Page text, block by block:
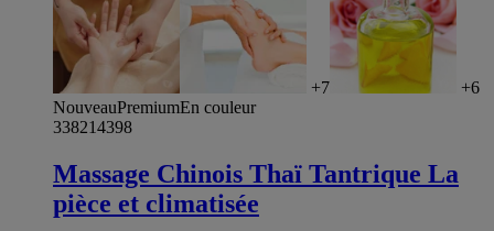
+7
+6
NouveauPremiumEn couleur
338214398
Massage Chinois Thaï Tantrique La
pièce et climatisée